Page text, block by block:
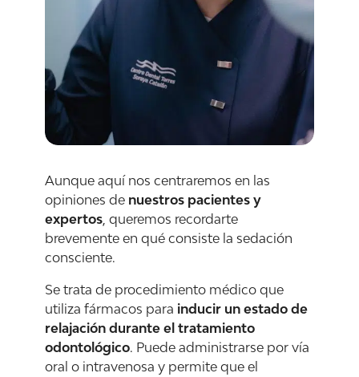
Aunque aquí nos centraremos en las
opiniones de nuestros pacientes y
expertos, queremos recordarte
brevemente en qué consiste la sedación
consciente.
Se trata de procedimiento médico que
utiliza fármacos para inducir un estado de
relajación durante el tratamiento
odontológico. Puede administrarse por vía
oral o intravenosa y permite que el